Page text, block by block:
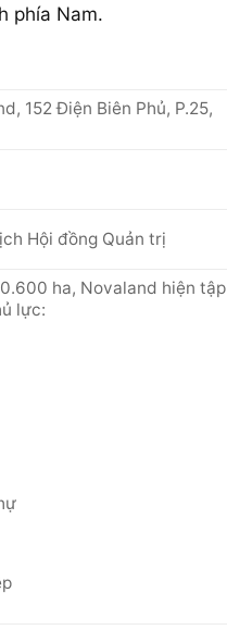
phía Nam.
152 Điện Biên Phủ, P.25,
Hội đồng Quản trị
ha, Novaland hiện tập
lực: